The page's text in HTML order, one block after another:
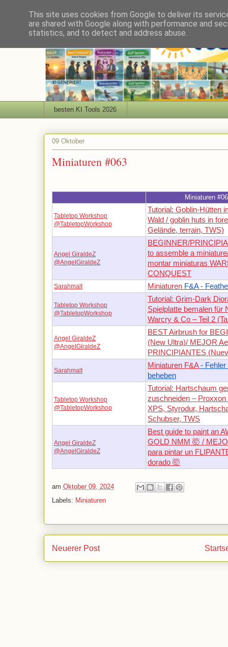
besten KI Tools 2026
09 Oktober
Miniaturen #063
Miniaturen
Tabletop Workshop
@TabletopWorkshop
Tutorial: Goblin-Hütten
Wald / goblin huts in
Gelände, terrain, TWS)
Angel GiraldeZ
@AngelGiraldeZ
BEGINNER/
to assemble a
montar miniaturas
CONQUEST
Sarahmalt Miniaturen F&A -
Tabletop Workshop
@TabletopWorkshop
Tutorial: Grim-Dark
Spielplatte bemalen für
Warcry & Co – Teil 2
Angel GiraldeZ
@AngelGiraldeZ
BEST Airbrush for
(New Ultra)/ MEJOR
PRINCIPIANTES
Sarahmalt
Miniaturen F&A- Fehler
beheben
Tabletop Workshop
@TabletopWorkshop
Tutorial: Hartschaum
zuschneiden –
XPS, Styrodur,
Schubser, TWS
Angel GiraldeZ
@AngelGiraldeZ
Best guide to paint an
GOLD NMM 🤯 /
para pintar un
dorado 🤯
am Oktober 09, 2024
Labels: Miniaturen
Neuerer Post
This site uses cookies from Google to deliver its
are shared with Google along with performance and
statistics, and to detect and address abuse.